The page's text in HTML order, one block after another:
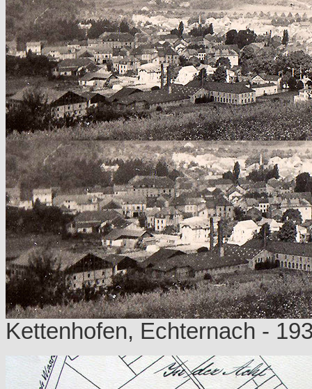
Kettenhofen, Echternach -